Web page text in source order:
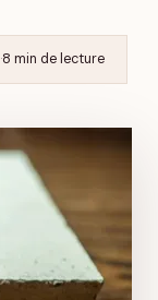
·8 min de lecture